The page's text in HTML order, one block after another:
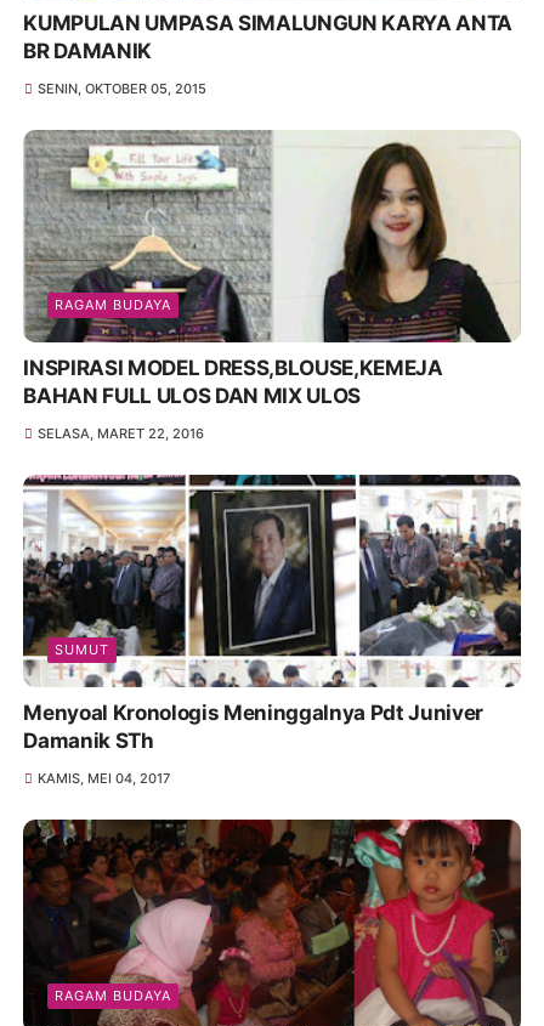
KUMPULAN UMPASA SIMALUNGUN KARYA ANTA
BR DAMANIK
SENIN, OKTOBER 05, 2015
RAGAM BUDAYA
INSPIRASI MODEL DRESS,BLOUSE,KEMEJA
BAHAN FULL ULOS DAN MIX ULOS
SELASA, MARET 22, 2016
SUMUT
Menyoal Kronologis Meninggalnya Pdt Juniver
Damanik STh
KAMIS, MEI 04, 2017
RAGAM BUDAYA